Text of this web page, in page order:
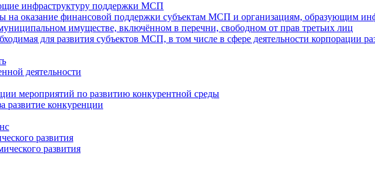
инфраструктуру поддержки МСП
на оказание финансовой поддержки субъектам МСП и организациям, образующим
имуществе, включённом в перечни, свободном от прав третьих лиц
для развития субъектов МСП, в том числе в сфере деятельности корпорации
деятельности
мероприятий по развитию конкурентной среды
развитие конкуренции
развития
развития